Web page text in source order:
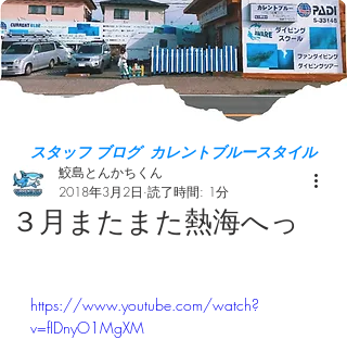
スタッフ ブログ カレントブルースタイル
３月またまた熱海へっ
鮫島とんかちくん
2018年3月2日 読了時間: 1分
https://www.youtube.com/watch?
v=fIDnyO1MgXM